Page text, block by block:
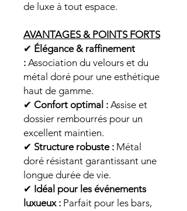
de luxe à tout espace.
AVANTAGES & POINTS FORTS
✔ Élégance & raffinement
: Association du velours et du
métal doré pour une esthétique
haut de gamme.
✔ Confort optimal : Assise et
dossier rembourrés pour un
excellent maintien.
✔ Structure robuste : Métal
doré résistant garantissant une
longue durée de vie.
✔ Idéal pour les événements
luxueux : Parfait pour les bars,